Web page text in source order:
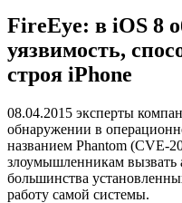
FireEye: в iOS 8
уязвимость,
строя iPhone
08.04.2015 эксперты
обнаружении в
названием Phantom (CVE-
злоумышленникам вызвать
большинства
работу самой системы.